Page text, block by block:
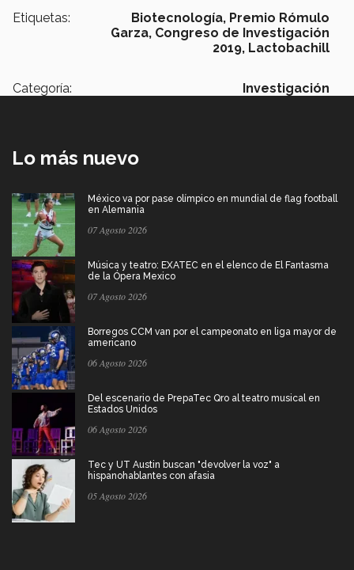
Etiquetas: Biotecnología, Premio Rómulo
Garza, Congreso de Investigación
2019, Lactobachill
Categoría: Investigación
Lo más nuevo
México va por pase olímpico en mundial de flag football
en Alemania
07 Agosto 2026
Música y teatro: EXATEC en el elenco de El Fantasma
de la Ópera Mexico
07 Agosto 2026
Borregos CCM van por el campeonato en liga mayor de
americano
06 Agosto 2026
Del escenario de PrepaTec Qro al teatro musical en
Estados Unidos
06 Agosto 2026
Tec y UT Austin buscan "devolver la voz" a
hispanohablantes con afasia
05 Agosto 2026